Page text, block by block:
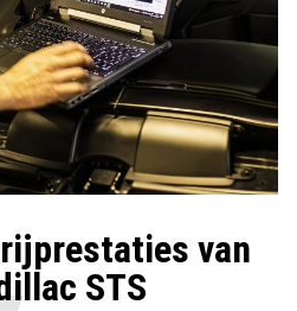
van
STS